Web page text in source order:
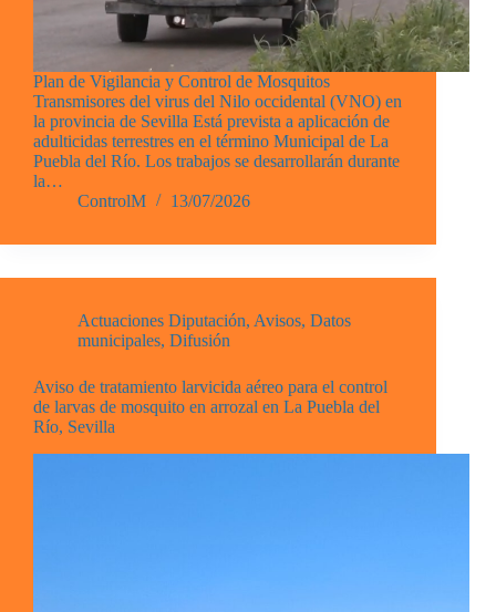
Plan de Vigilancia y Control de Mosquitos
Transmisores del virus del Nilo occidental (VNO) en
la provincia de Sevilla Está prevista a aplicación de
adulticidas terrestres en el término Municipal de La
Puebla del Río. Los trabajos se desarrollarán durante
la…
ControlM
13/07/2026
Actuaciones Diputación, Avisos, Datos
municipales, Difusión
Aviso de tratamiento larvicida aéreo para el control
de larvas de mosquito en arrozal en La Puebla del
Río, Sevilla